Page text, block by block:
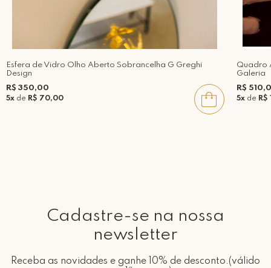
Esfera de Vidro Olho Aberto Sobrancelha G Greghi
Design
R$ 350,00
5x de R$ 70,00
Quadro
Galeria
R$
5xde R$
Cadastre-se na nossa
newsletter
Receba as novidades e ganhe 10% de desconto.(válido